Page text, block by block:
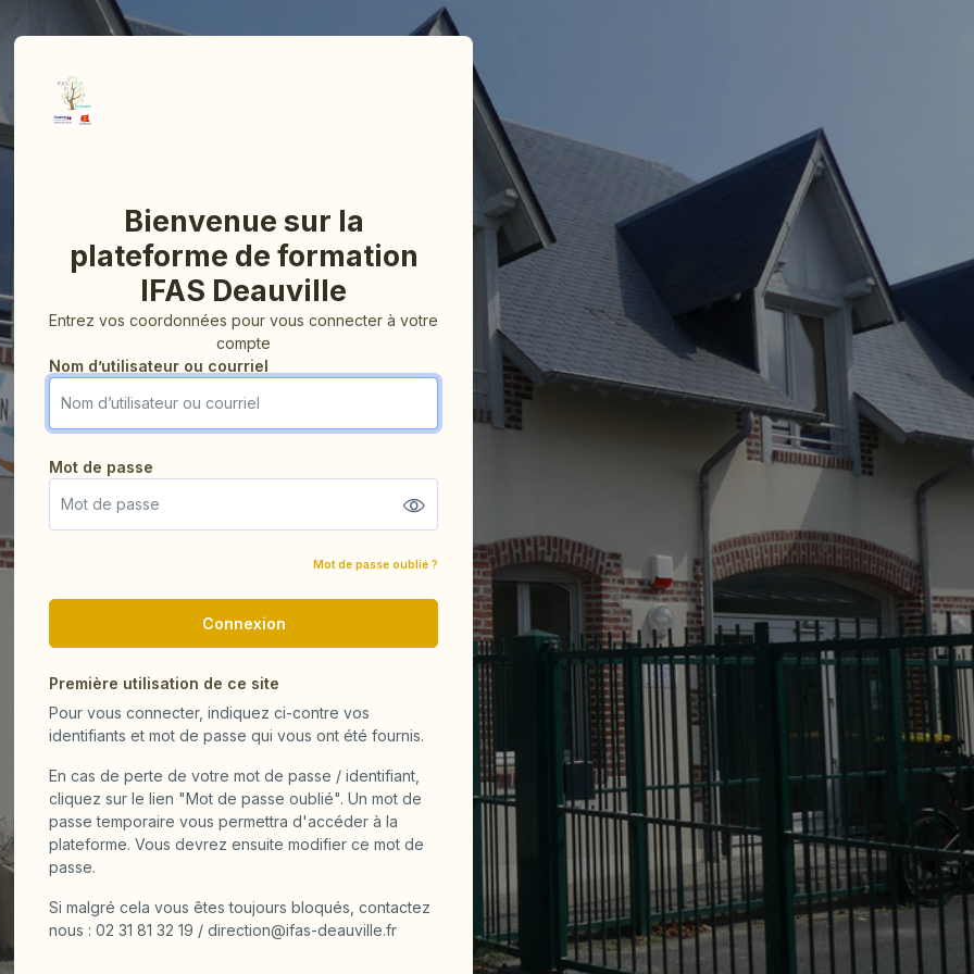
Bienvenue sur la
plateforme de formation
IFAS Deauville
Entrez vos coordonnées pour vous connecter à votre
compte
Nom d’utilisateur ou courriel
Nom d’utilisateur ou courriel
Mot de passe
Mot de passe
Mot de passe oublié ?
Connexion
Première utilisation de ce site
Pour vous connecter, indiquez ci-contre vos
identifiants et mot de passe qui vous ont été fournis.
En cas de perte de votre mot de passe / identifiant,
cliquez sur le lien "Mot de passe oublié". Un mot de
passe temporaire vous permettra d'accéder à la
plateforme. Vous devrez ensuite modifier ce mot de
passe.
Si malgré cela vous êtes toujours bloqués, contactez
nous : 02 31 81 32 19 / direction@ifas-deauville.fr